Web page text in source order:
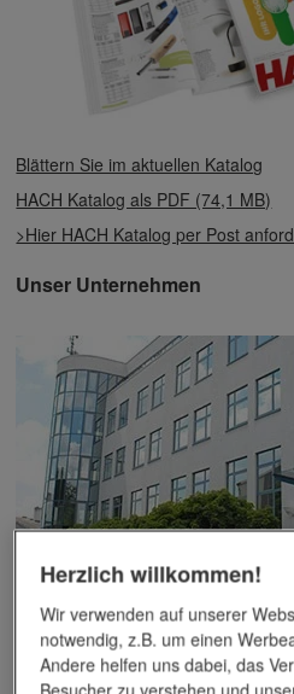
Blättern Sie im aktuellen Katalog
HACH Katalog als PDF (74,1 MB)
>Hier HACH Katalog per Post
Unser Unternehmen
Bereich der Werbemittelveredelung
Dieses Wissen kommt unseren
insbesondere wenn es um
andere Veredelungsverfahren geht.
Herzlich willkommen!
Wir verwenden auf unserer
notwendig, z.B. um einen
Andere helfen uns dabei, das